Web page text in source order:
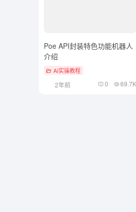
Poe API封装特色功能机器人
介绍
AI实操教程
2年前 0 69.7K